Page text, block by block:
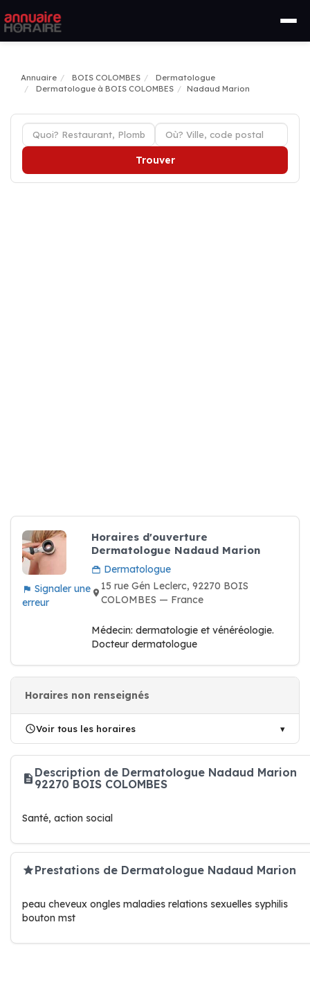
Annuaire BOIS COLOMBES
Dermatologue
Dermatologue à BOIS COLOMBES
Nadaud Marion
Trouver
Signaler une
erreur
Horaires d'ouverture
Dermatologue Nadaud Marion
Dermatologue
15 rue Gén Leclerc, 92270 BOIS
COLOMBES — France
Médecin: dermatologie et vénéréologie.
Docteur dermatologue
Horaires non renseignés
Voir tous les horaires
Description de Dermatologue Nadaud Marion
92270 BOIS COLOMBES
Santé, action social
Prestations de Dermatologue Nadaud Marion
peau cheveux ongles maladies relations sexuelles syphilis
bouton mst